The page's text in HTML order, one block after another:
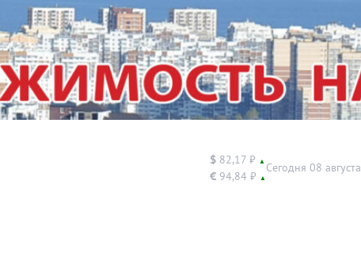
$ 82,17 ₽ ▲
€ 94,84 ₽ ▲
Сегодня 08 августа